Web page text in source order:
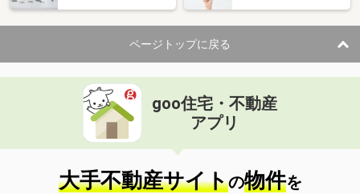
ページトップに戻る
goo住宅・不動産
アプリ
大手不動産サイトの物件を